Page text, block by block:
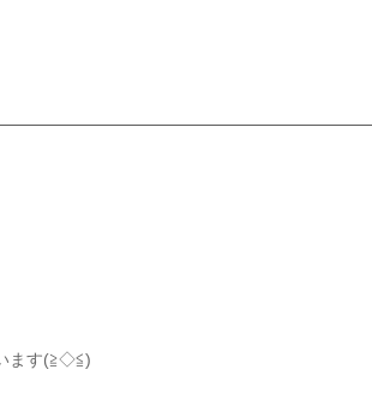
ます(≧◇≦)